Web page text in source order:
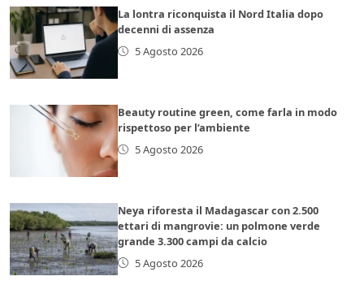
La lontra riconquista il Nord Italia dopo
decenni di assenza
5 Agosto 2026
Beauty routine green, come farla in modo
rispettoso per l’ambiente
5 Agosto 2026
Neya riforesta il Madagascar con 2.500
ettari di mangrovie: un polmone verde
grande 3.300 campi da calcio
5 Agosto 2026